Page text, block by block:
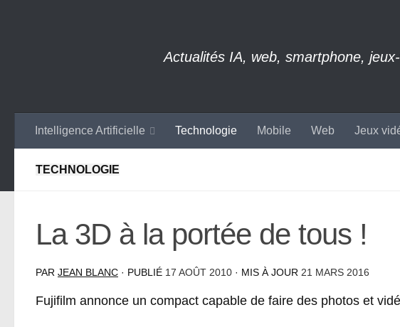
Actualités IA, web, smartphone,
Intelligence Artificielle Technologie Mobile Web Jeux
TECHNOLOGIE
La 3D à la portée de tous !
PAR JEAN BLANC · PUBLIÉ 17 AOÛT 2010 · MIS À JOUR 21 MARS 2016
Fujifilm annonce un compact capable de faire des photos et